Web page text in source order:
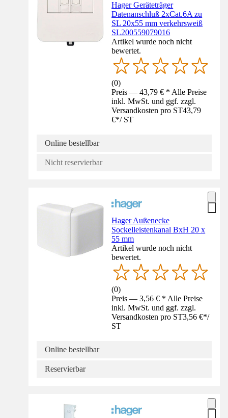
Hager Geräteträger
Datenanschluß 2xCat.6A zu
SL 20x55 mm verkehrsweiß
SL200559079016
Artikel wurde noch nicht
bewertet.
(0)
Preis — 43,79 € * Alle Preise
inkl. MwSt. und ggf. zzgl.
Versandkosten pro ST43,79
€*/ ST
Online bestellbar
Nicht reservierbar
Hager Außenecke
Sockelleistenkanal BxH 20 x
55 mm
Artikel wurde noch nicht
bewertet.
(0)
Preis — 3,56 € * Alle Preise
inkl. MwSt. und ggf. zzgl.
Versandkosten pro ST3,56 €*/
ST
Online bestellbar
Reservierbar